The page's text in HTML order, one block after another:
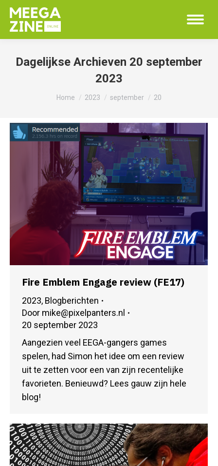
Dagelijkse Archieven 20 september
2023
Je bent hier:
Home 2023 september 20
Fire Emblem Engage review (FE17)
2023, Blogberichten
Door mike@pixelpanters.nl
20 september 2023
Aangezien veel EEGA-gangers games
spelen, had Simon het idee om een review
uit te zetten voor een van zijn recentelijke
favorieten. Benieuwd? Lees gauw zijn hele
blog!